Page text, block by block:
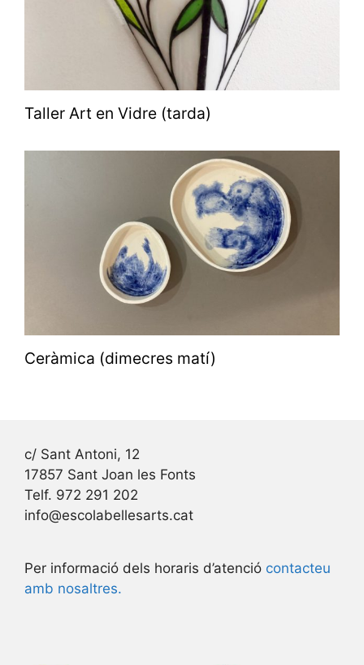
Taller Art en Vidre (tarda)
Ceràmica (dimecres matí)
c/ Sant Antoni, 12
17857 Sant Joan les Fonts
Telf. 972 291 202
info@escolabellesarts.cat
Per informació dels horaris d’atenció contacteu
amb nosaltres.